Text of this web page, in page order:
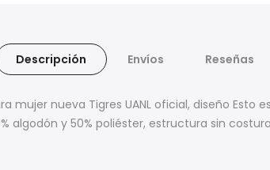
Descripción Envíos Reseñas
nueva Tigres UANL oficial, diseño Esto
y 50% poliéster, estructura sin